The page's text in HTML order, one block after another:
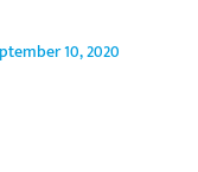
10, 2020